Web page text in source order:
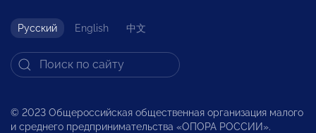
Русский English 中文
© 2023 Общероссийская общественная организация малого
и среднего предпринимательства «ОПОРА РОССИИ».